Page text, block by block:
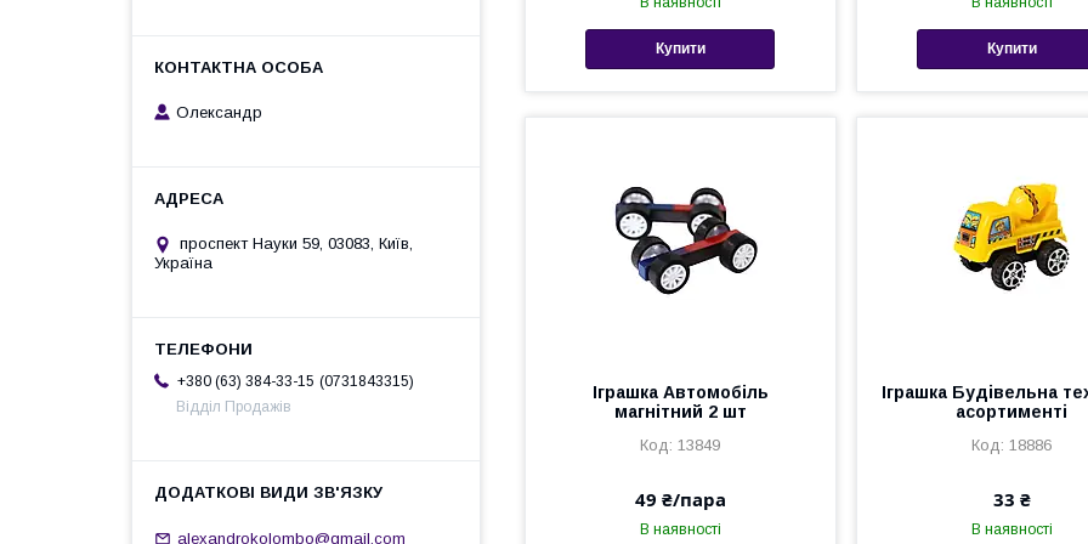
Купити Купити
Іграшка Автомобіль
магнітний 2 шт
13849
49 ₴/пара
В наявності
Іграшка Будівельна
асортименті
18886
33 ₴
В наявності
Олександр
проспект Науки 59, 03083, Київ,
Україна
+380 (63) 384-33-15
0731843315
Відділ Продажів
alexandrokolombo@gmail.com